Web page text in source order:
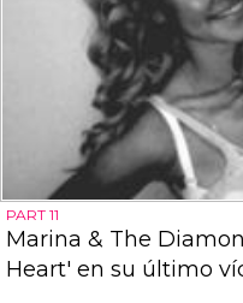
PART 11
Marina & The
Heart' en su último